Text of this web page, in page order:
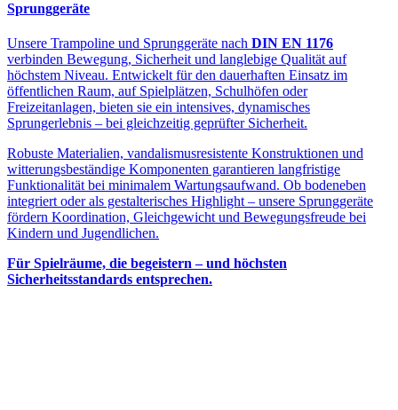
Sprunggeräte
Unsere Trampoline und Sprunggeräte nach DIN EN 1176
verbinden Bewegung, Sicherheit und langlebige Qualität auf
höchstem Niveau. Entwickelt für den dauerhaften Einsatz im
öffentlichen Raum, auf Spielplätzen, Schulhöfen oder
Freizeitanlagen, bieten sie ein intensives, dynamisches
Sprungerlebnis – bei gleichzeitig geprüfter Sicherheit.
Robuste Materialien, vandalismusresistente Konstruktionen und
witterungsbeständige Komponenten garantieren langfristige
Funktionalität bei minimalem Wartungsaufwand. Ob bodeneben
integriert oder als gestalterisches Highlight – unsere Sprunggeräte
fördern Koordination, Gleichgewicht und Bewegungsfreude bei
Kindern und Jugendlichen.
Für Spielräume, die begeistern – und höchsten
Sicherheitsstandards entsprechen.